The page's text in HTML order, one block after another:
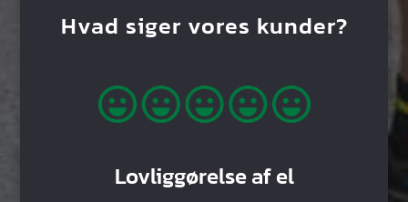
Hvad siger vores kunder?
Lovliggørelse af el